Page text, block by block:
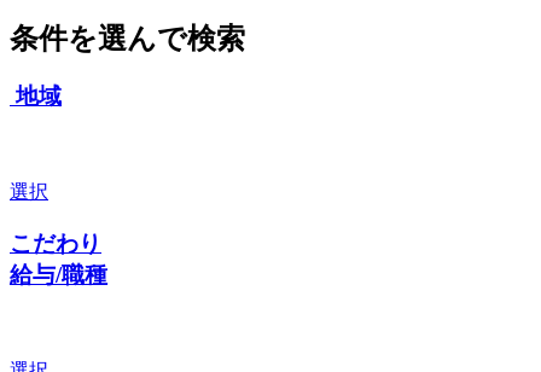
条件を選んで検索
地域
選択
こだわり
給与/職種